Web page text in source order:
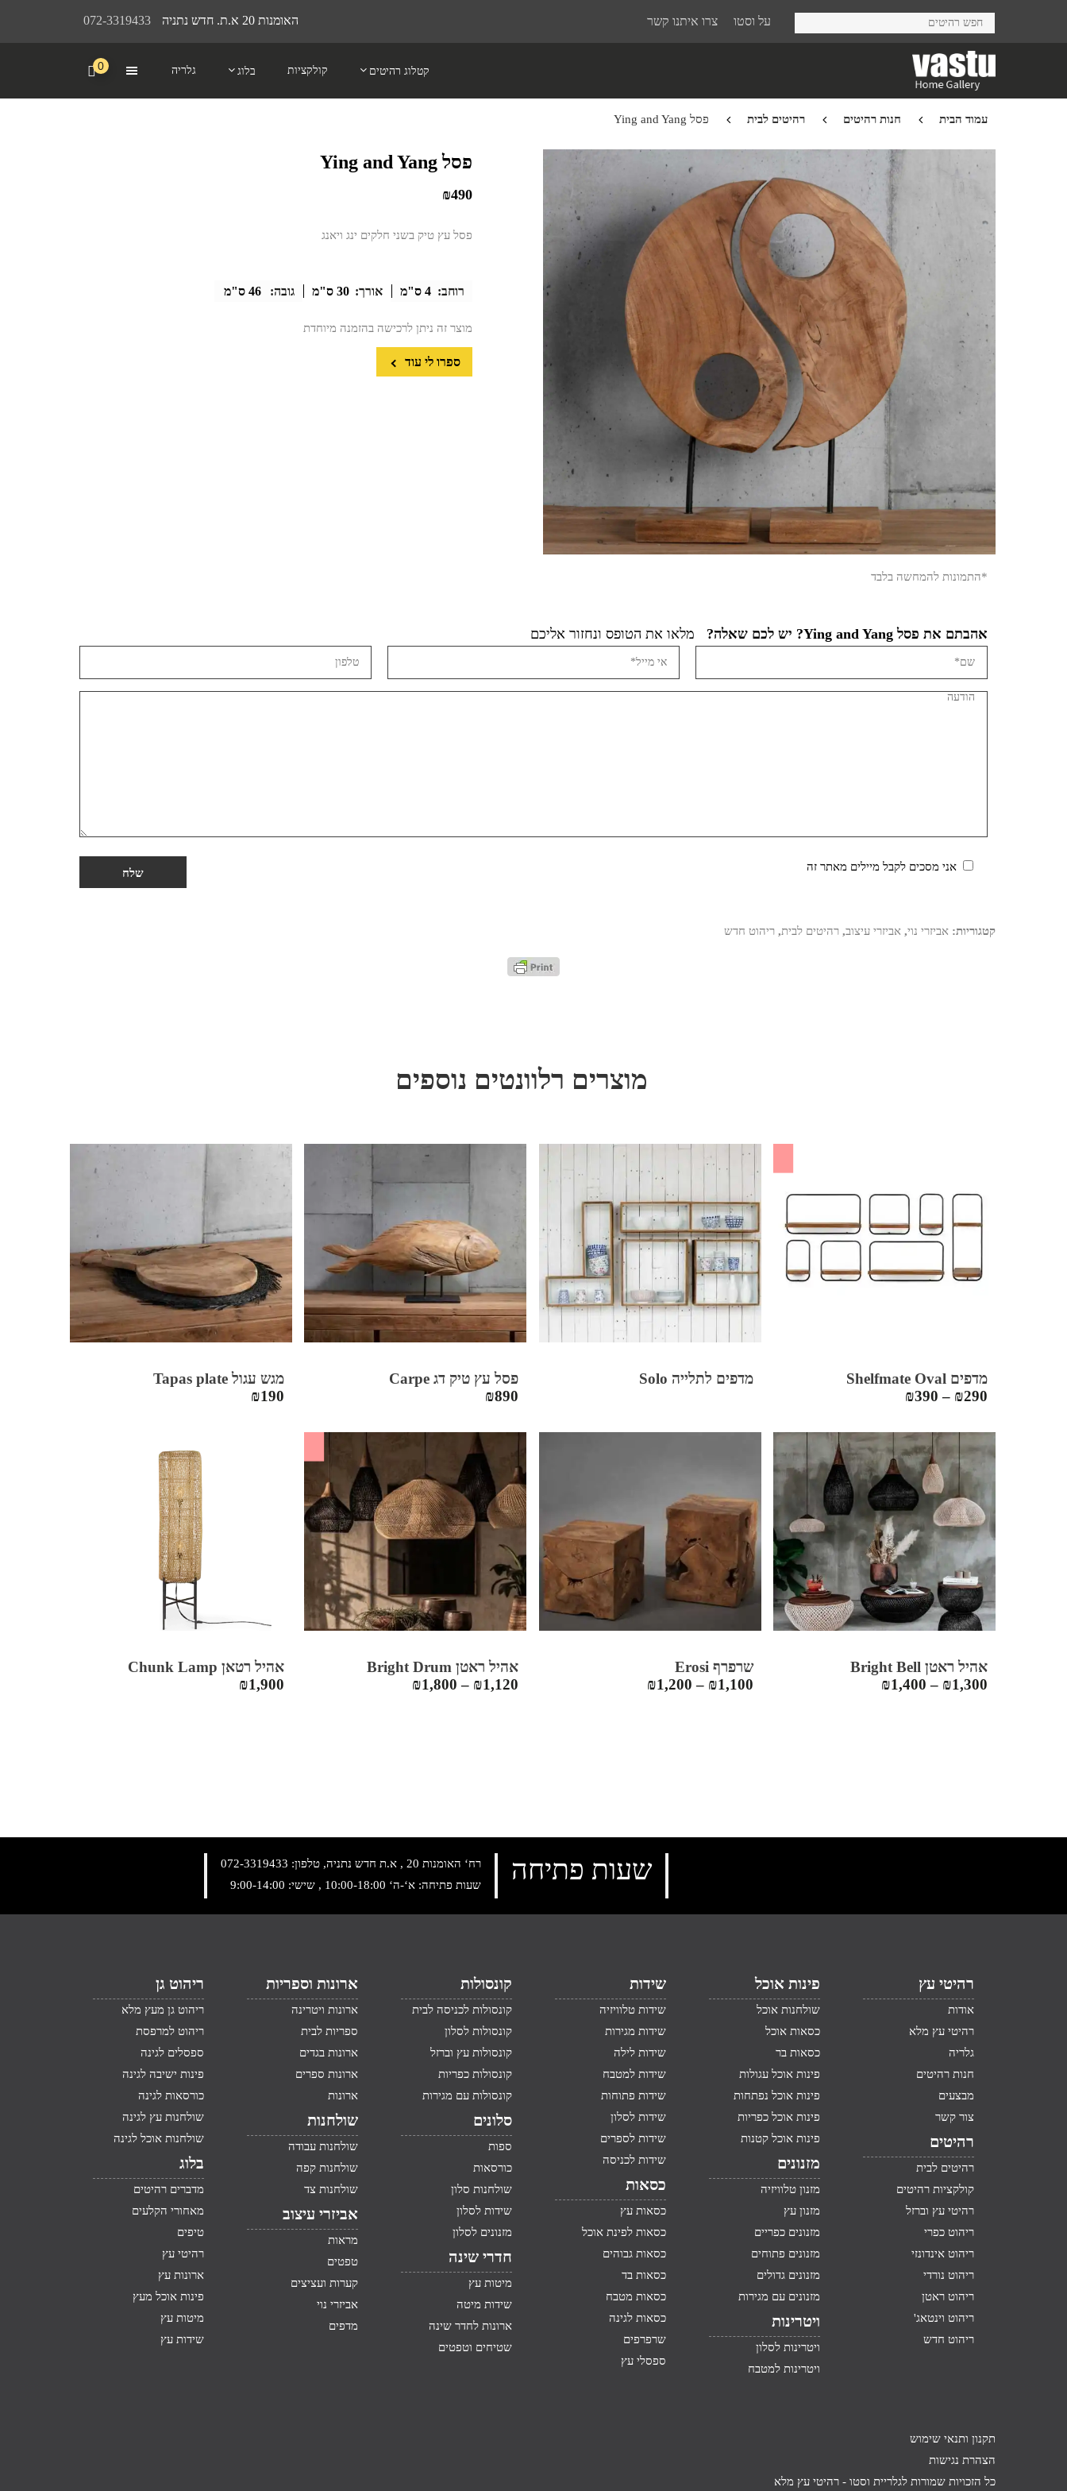
072-3319433 האומנות 20 א.ת. חדש נתניה על וסטו צרו איתנו קשר
קטלוג רהיטים קולקציות בלוג גלריה 0
עמוד הבית חנות רהיטים רהיטים לבית פסל Ying and Yang
*התמונות להמחשה בלבד
פסל Ying and Yang
₪490
פסל עץ טיק בשני חלקים ינג ויאנג
רוחב: 4 ס"מ אורך: 30 ס"מ גובה: 46 ס"מ
מוצר זה ניתן לרכישה בהזמנה מיוחדת
ספרו לי עוד
אהבתם את פסל Ying and Yang? יש לכם שאלה? מלאו את הטופס ונחזור אליכם
אני מסכים לקבל מיילים מאתר זה
קטגוריות: אביזרי נוי, אביזרי עיצוב, רהיטים לבית, ריהוט חדש
מוצרים רלוונטים נוספים
SALE
מדפים Shelfmate Oval
₪290
–
₪390
מדפים לתלייה Solo
פסל עץ טיק דג Carpe
₪890
מגש עגול Tapas plate
₪190
אהיל ראטן Bright Bell
₪1,300
–
₪1,400
שרפרף Erosi
₪1,100
–
₪1,200
אהיל ראטן Bright Drum
₪1,120
–
₪1,800
אהיל רטאן Chunk Lamp
₪1,900
רח‘ האומנות 20 , א.ת חדש נתניה, טלפון:
072-3319433
שעות פתיחה: א‘-ה‘ 10:00-18:00 , שישי: 9:00-14:00
שעות פתיחה
רהיטי עץ
אודות
רהיטי עץ מלא
גלריה
חנות רהיטים
מבצעים
צור קשר
רהיטים
רהיטים לבית
קולקציות רהיטים
רהיטי עץ וברזל
ריהוט כפרי
ריהוט אינדונזי
ריהוט נורדי
ריהוט ראטן
ריהוט וינטאג'
ריהוט חדש
פינות אוכל
שולחנות אוכל
כסאות אוכל
כסאות בר
פינות אוכל עגולות
פינות אוכל נפתחות
פינות אוכל כפריות
פינות אוכל קטנות
מזנונים
מזנון טלוויזיה
מזנון עץ
מזנונים כפריים
מזנונים פתוחים
מזנונים גדולים
מזנונים עם מגירות
ויטרינות
ויטרינות לסלון
ויטרינות למטבח
שידות
שידות טלוויזיה
שידות מגירות
שידות לילה
שידות למטבח
שידות פתוחות
שידות לסלון
שידות לספרים
שידות לכניסה
כסאות
כסאות עץ
כסאות לפינת אוכל
כסאות גבוהים
כסאות בד
כסאות מטבח
כסאות לגינה
שרפרפים
ספסלי עץ
קונסולות
קונסולות לכניסה לבית
קונסולות לסלון
קונסולות עץ וברזל
קונסולות כפריות
קונסולות עם מגירות
סלונים
ספות
כורסאות
שולחנות סלון
שידות לסלון
מזנונים לסלון
חדרי שינה
מיטות עץ
שידות מיטה
ארונות לחדר שינה
שטיחים וטפטים
ארונות וספריות
ארונות ויטרינה
ספריות לבית
ארונות בגדים
ארונות ספרים
ארונות
שולחנות
שולחנות עבודה
שולחנות קפה
שולחנות צד
אביזרי עיצוב
מראות
טפטים
קערות ועציצים
אביזרי נוי
מדפים
ריהוט גן
ריהוט גן מעץ מלא
ריהוט למרפסת
ספסלים לגינה
פינות ישיבה לגינה
כורסאות לגינה
שולחנות עץ לגינה
שולחנות אוכל לגינה
בלוג
מדברים רהיטים
מאחורי הקלעים
טיפים
רהיטי עץ
ארונות עץ
פינות אוכל מעץ
מיטות עץ
שידות עץ
תקנון ותנאי שימוש
הצהרת נגישות
כל הזכויות שמורות לגלריית וסטו - רהיטי עץ מלא